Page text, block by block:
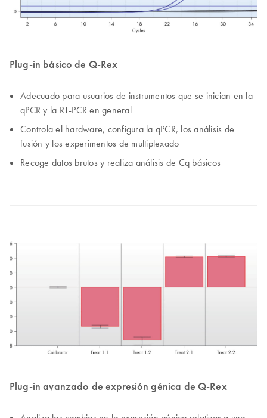
Plug-in básico de Q-Rex
Adecuado para usuarios de instrumentos que se inician en la
qPCR y la RT-PCR en general
Controla el hardware, configura la qPCR, los análisis de
fusión y los experimentos de multiplexado
Recoge datos brutos y realiza análisis de Cq básicos
Plug-in avanzado de expresión génica de Q-Rex